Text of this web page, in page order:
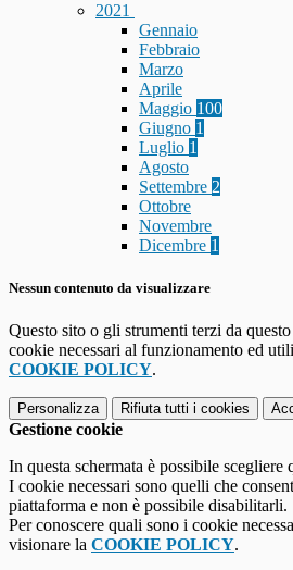
2021
Gennaio
Febbraio
Marzo
Aprile
Maggio 100
Giugno 1
Luglio 1
Agosto
Settembre 2
Ottobre
Novembre
Dicembre 1
Nessun contenuto da visualizzare
Questo sito o gli strumenti terzi da
cookie necessari al funzionamento ed
COOKIE POLICY.
Personalizza Rifiuta tutti i cookies
Gestione cookie
In questa schermata è possibile scegliere
I cookie necessari sono quelli che
piattaforma e non è possibile disabilitarli.
Per conoscere quali sono i cookie
visionare la COOKIE POLICY.